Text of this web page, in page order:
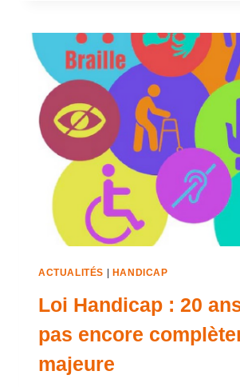
ACTUALITÉS | HANDICAP
Loi Handicap : 20
pas encore
majeure